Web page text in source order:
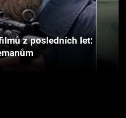
z posledních let: